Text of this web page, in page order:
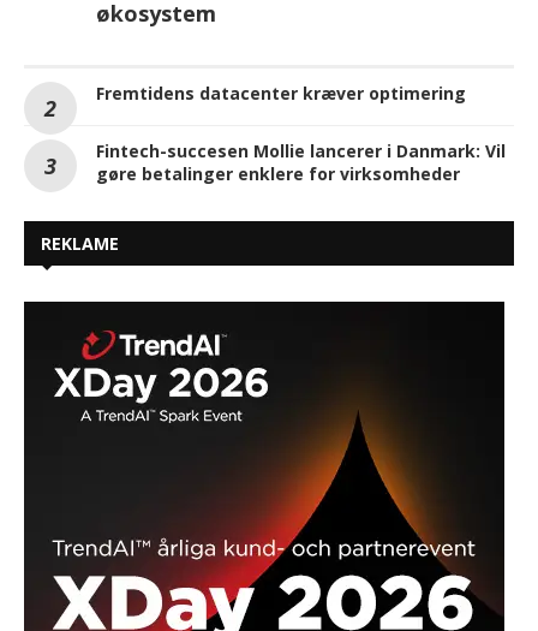
økosystem
Fremtidens datacenter kræver optimering
Fintech-succesen Mollie lancerer i Danmark: Vil
gøre betalinger enklere for virksomheder
REKLAME